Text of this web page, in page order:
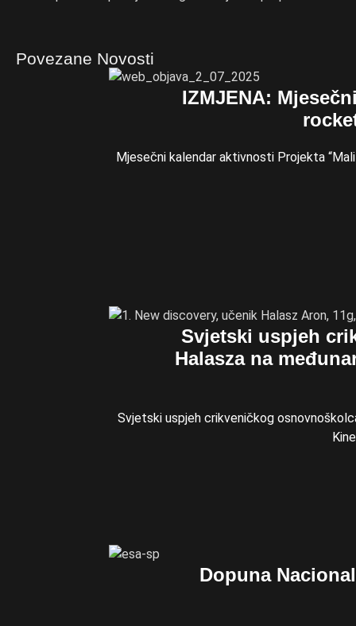
Povezane Novosti
IZMJENA:
Mjesečni kalendar aktivnosti Projekta
Svjetski uspjeh
Halasza na
Svjetski uspjeh crikveničkog
Dopuna